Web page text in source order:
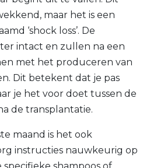
maar het is een
‘shock loss’. De
intact en zullen na een
met het produceren van
Dit betekent dat je pas
je het voor doet tussen de
de transplantatie.
maand is het ook
instructies nauwkeurig op